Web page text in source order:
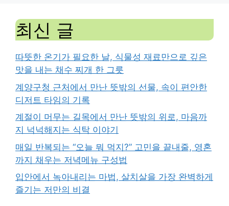
최신 글
따뜻한 온기가 필요한 날, 식물성 재료만으로 깊은
맛을 내는 채수 찌개 한 그릇
계양구청 근처에서 만난 뜻밖의 선물, 속이 편안한
디저트 타임의 기록
계절이 머무는 길목에서 만난 뜻밖의 위로, 마음까
지 넉넉해지는 식탁 이야기
매일 반복되는 “오늘 뭐 먹지?” 고민을 끝내줄, 영혼
까지 채우는 저녁메뉴 구성법
입안에서 녹아내리는 마법, 살치살을 가장 완벽하게
즐기는 저만의 비결